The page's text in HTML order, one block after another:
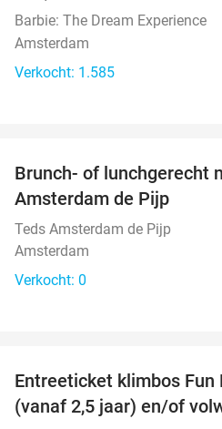
Barbie: The Dream Experience
Amsterdam
Verkocht: 1.585
TODAY
Brunch- of lunchgerecht
Amsterdam de Pijp
Teds Amsterdam de Pijp
Amsterdam
Verkocht: 0
Entreeticket klimbos Fun
(vanaf 2,5 jaar) en/of